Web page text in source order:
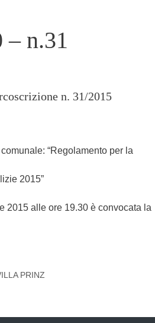
– n.31
n. 31/2015
“Regolamento per la
2015”
2015 alle ore 19.30 è convocata la
PRINZ